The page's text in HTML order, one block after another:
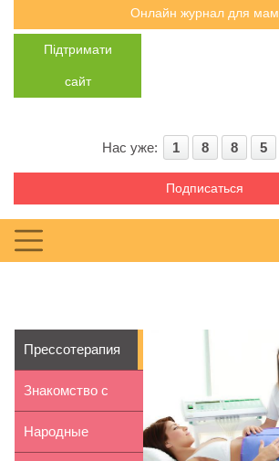
Онлайн журнал для мам
Підтримати
сайт
Нас уже: 1 8 8 5
Подписаться
Прессотерапия
против
целлюлита
Знакомство с
Франкфурт-на-
Народные